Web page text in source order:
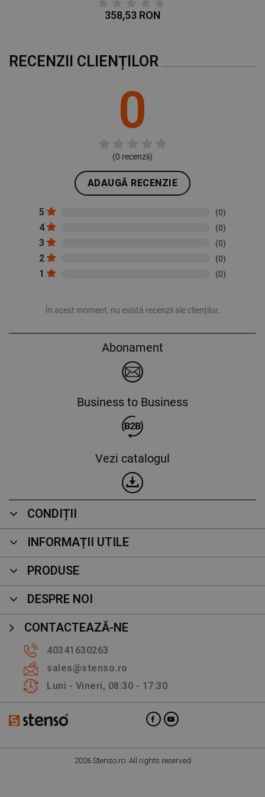
358,53 RON
RECENZII CLIENȚILOR
0
(0 recenzii)
ADAUGĂ RECENZIE
5 (0)
4 (0)
3 (0)
2 (0)
1 (0)
În acest moment, nu există recenzii ale clienților.
Abonament
Business to Business
Vezi catalogul
CONDIȚII
INFORMAȚII UTILE
PRODUSE
DESPRE NOI
CONTACTEAZĂ-NE
40341630263
sales@stenso.ro
Luni - Vineri, 08:30 - 17:30
2026 Stenso.ro. All rights reserved